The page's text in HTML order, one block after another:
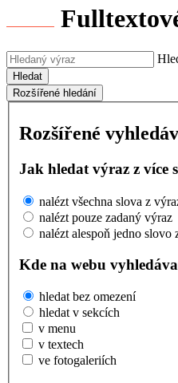
Hledat
Rozšířené hledání
Rozšířené
Jak hledat výraz z více
nalézt všechna slova z
nalézt pouze zadaný výraz
nalézt alespoň jedno slovo
Kde na webu
hledat bez omezení
hledat v sekcích
v menu
v textech
ve fotogaleriích